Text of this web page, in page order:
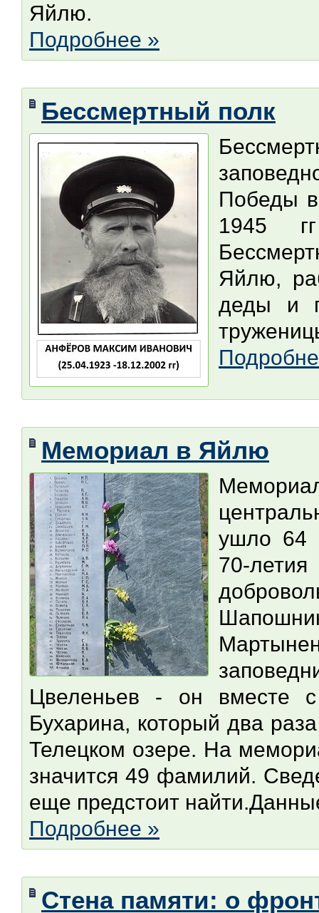
Яйлю.
Подробнее »
Бессмертный полк
Победы в
1945
Яйлю,
деды и
Мемориал в Яйлю
ушло 64
70-
Цвеленьев - он вместе
Бухарина, который два
Телецком озере. На
значится 49 фамилий.
еще предстоит
Подробнее »
Стена памяти: о